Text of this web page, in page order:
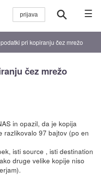
☰
pri kopiranju čez mrežo
čez mrežo
in opazil, da je kopija
razlikovalo 97 bajtov (po en
isti source , isti destination
druge velike kopije niso